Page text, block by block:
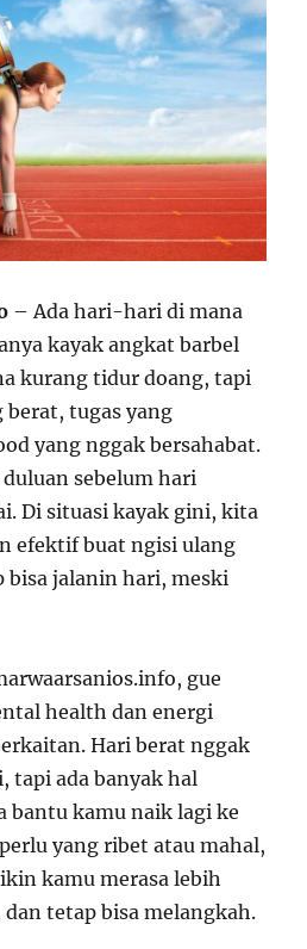
– Ada hari-hari di mana
kayak angkat barbel
kurang tidur doang, tapi
tugas yang
yang nggak bersahabat.
sebelum hari
Di situasi kayak gini, kita
efektif buat ngisi ulang
bisa jalanin hari, meski
gue
health dan energi
Hari berat nggak
tapi ada banyak hal
bantu kamu naik lagi ke
yang ribet atau mahal,
kamu merasa lebih
tetap bisa melangkah.